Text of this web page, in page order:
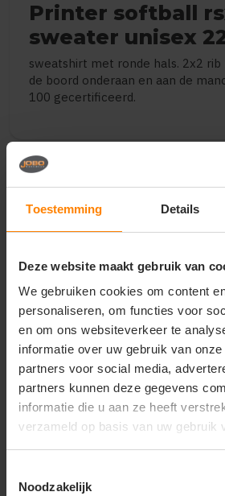
Toestemming Details
Deze website maakt gebruik van
We gebruiken cookies om content
personaliseren, om functies voor
en om ons websiteverkeer te
informatie over uw gebruik van
partners voor social media,
partners kunnen deze gegevens
informatie die u aan ze heeft
verzameld op basis van uw gebruik
Noodzakelijk
Printer softball
sweater unisex
sweatshirt met ronde hals. 2x2 rib
de boord onderaan en aan de
100 gecertificeerd.
Vragen? Neem
klantenservice
mail info@jobopromotions.nl
store
Bezoek onze showroom:
Provincialeweg 59 - Velddriel
Dit vind je
Items van productcarrousel